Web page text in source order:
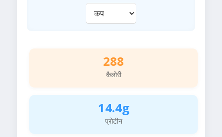
288
कैलोरी
14.4g
प्रोटीन